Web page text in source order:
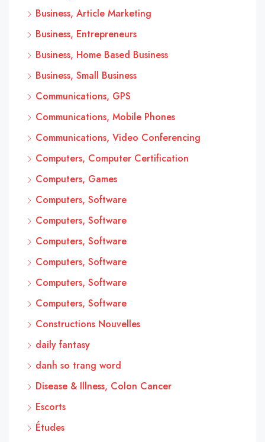
Business, Article Marketing
Business, Entrepreneurs
Business, Home Based Business
Business, Small Business
Communications, GPS
Communications, Mobile Phones
Communications, Video Conferencing
Computers, Computer Certification
Computers, Games
Computers, Software
Computers, Software
Computers, Software
Computers, Software
Computers, Software
Computers, Software
Constructions Nouvelles
daily fantasy
danh so trang word
Disease & Illness, Colon Cancer
Escorts
Études